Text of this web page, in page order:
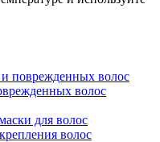
поврежденных волос
волос
для волос
волос